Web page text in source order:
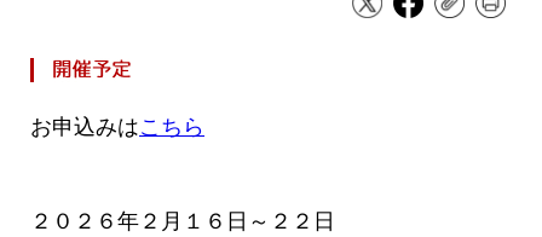
お申込みはこちら
２０２６年２月１６日～２２日